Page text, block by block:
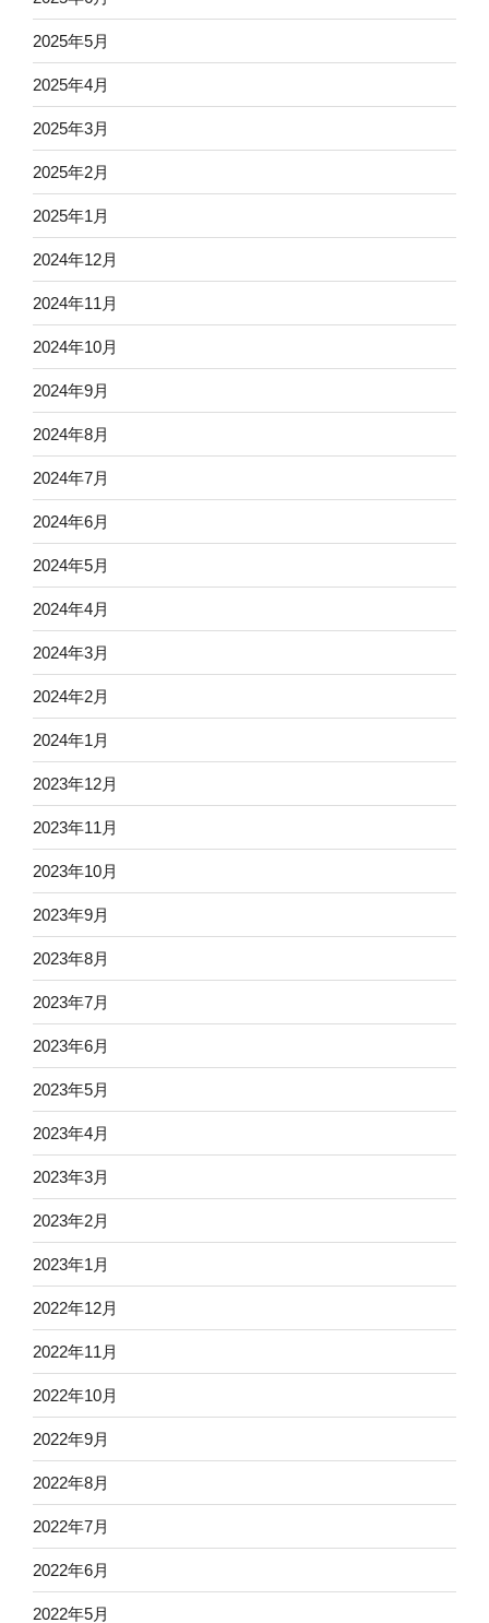
2025年5月
2025年4月
2025年3月
2025年2月
2025年1月
2024年12月
2024年11月
2024年10月
2024年9月
2024年8月
2024年7月
2024年6月
2024年5月
2024年4月
2024年3月
2024年2月
2024年1月
2023年12月
2023年11月
2023年10月
2023年9月
2023年8月
2023年7月
2023年6月
2023年5月
2023年4月
2023年3月
2023年2月
2023年1月
2022年12月
2022年11月
2022年10月
2022年9月
2022年8月
2022年7月
2022年6月
2022年5月